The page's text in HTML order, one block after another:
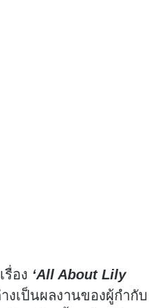
อง ‘All About Lily
งเป็นผลงานของผู้กำกับ